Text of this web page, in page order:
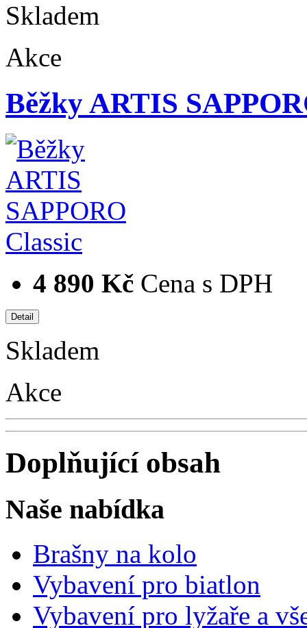
Skladem
Akce
Běžky ARTIS
4 890 Kč Cena s DPH
Skladem
Akce
Doplňující obsah
Naše nabídka
Brašny na kolo
Vybavení pro biatlon
Vybavení pro lyžaře a